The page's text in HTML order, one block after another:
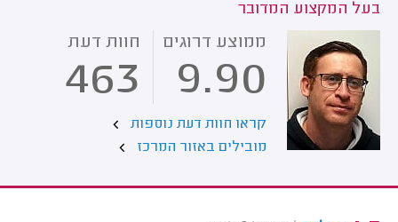
בעל המקצוע המדובר
ממוצע דרוגים
9.90
חוות דעת
463
קראו חוות דעת נוספות
מובילים באזור המרכז